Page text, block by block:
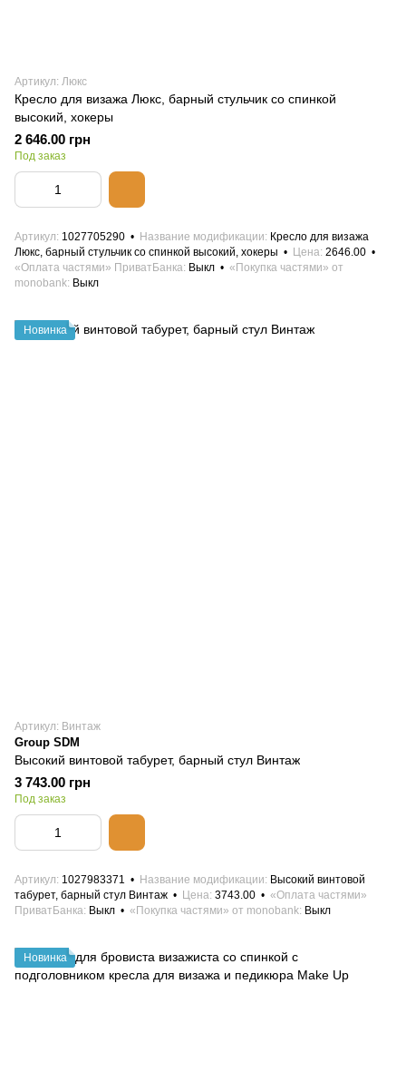
Артикул: Люкс
Кресло для визажа Люкс, барный стульчик со спинкой
высокий, хокеры
2 646.00 грн
Под заказ
Артикул 1027705290 Название модификации
Кресло для визажа
Люкс, барный стульчик со спинкой высокий, хокеры
Цена 2646.00
«Оплата частями» ПриватБанка Выкл
«Покупка частями» от
monobank Выкл
Новинка
Артикул: Винтаж
Group SDM
Высокий винтовой табурет, барный стул Винтаж
3 743.00 грн
Под заказ
Артикул 1027983371 Название модификации
Высокий винтовой
табурет, барный стул Винтаж
Цена 3743.00
«Оплата частями»
ПриватБанка Выкл «Покупка частями» от monobank Выкл
Новинка